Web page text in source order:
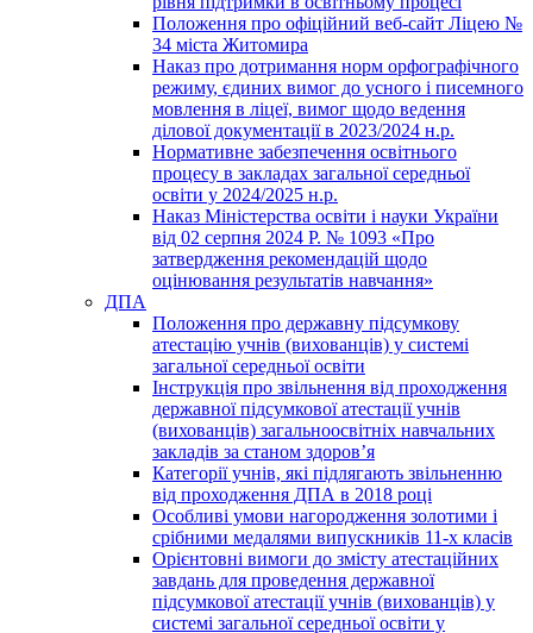
Положення про офіційний веб-сайт Ліцею №
34 міста Житомира
Наказ про дотримання норм орфографічного
режиму, єдиних вимог до усного і писемного
мовлення в ліцеї, вимог щодо ведення
ділової документації в 2023/2024 н.р.
Нормативне забезпечення освітнього
процесу в закладах загальної середньої
освіти у 2024/2025 н.р.
Наказ Міністерства освіти і науки України
від 02 серпня 2024 Р. № 1093 «Про
затвердження рекомендацій щодо
оцінювання результатів навчання»
ДПА
Положення про державну підсумкову
атестацію учнів (вихованців) у системі
загальної середньої освіти
Інструкція про звільнення від проходження
державної підсумкової атестації учнів
(вихованців) загальноосвітніх навчальних
закладів за станом здоров’я
Категорії учнів, які підлягають звільненню
від проходження ДПА в 2018 році
Особливі умови нагородження золотими і
срібними медалями випускників 11-х класів
Орієнтовні вимоги до змісту атестаційних
завдань для проведення державної
підсумкової атестації учнів (вихованців) у
системі загальної середньої освіти у